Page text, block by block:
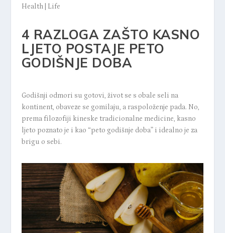
Health| Life
4 RAZLOGA ZAŠTO KASNO
LJETO POSTAJE PETO
GODIŠNJE DOBA
Godišnji odmori su gotovi, život se s obale seli na
kontinent, obaveze se gomilaju, a raspoloženje pada. No,
prema filozofiji kineske tradicionalne medicine, kasno
ljeto poznato je i kao “peto godišnje doba” i idealno je za
brigu o sebi.